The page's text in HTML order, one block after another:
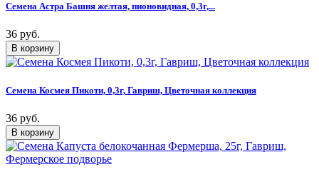
Семена Астра Башня желтая, пионовидная, 0,3г,...
36 руб.
Семена Космея Пикоти, 0,3г, Гавриш, Цветочная коллекция
36 руб.